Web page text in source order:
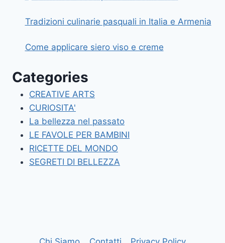
Tradizioni culinarie pasquali in Italia e Armenia
Come applicare siero viso e creme
Categories
CREATIVE ARTS
CURIOSITA'
La bellezza nel passato
LE FAVOLE PER BAMBINI
RICETTE DEL MONDO
SEGRETI DI BELLEZZA